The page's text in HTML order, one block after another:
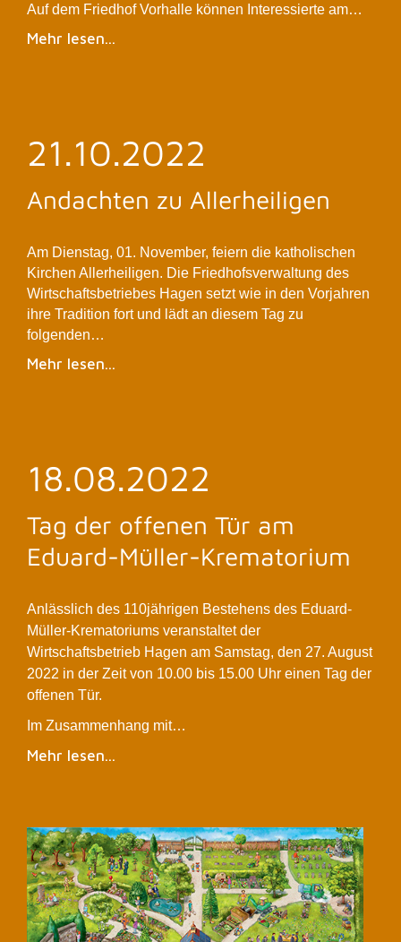
Auf dem Friedhof Vorhalle können Interessierte am…
Mehr lesen...
21.10.2022
Andachten zu Allerheiligen
Am Dienstag, 01. November, feiern die katholischen
Kirchen Allerheiligen. Die Friedhofsverwaltung des
Wirtschaftsbetriebes Hagen setzt wie in den Vorjahren
ihre Tradition fort und lädt an diesem Tag zu
folgenden…
Mehr lesen...
18.08.2022
Tag der offenen Tür am
Eduard-Müller-Krematorium
Anlässlich des 110jährigen Bestehens des Eduard-
Müller-Krematoriums veranstaltet der
Wirtschaftsbetrieb Hagen am Samstag, den 27. August
2022 in der Zeit von 10.00 bis 15.00 Uhr einen Tag der
offenen Tür.
Im Zusammenhang mit…
Mehr lesen...